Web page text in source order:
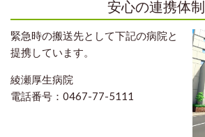
安心の連携体制
緊急時の搬送先として下記の病院と
提携しています。
綾瀬厚生病院
電話番号：0467-77-5111